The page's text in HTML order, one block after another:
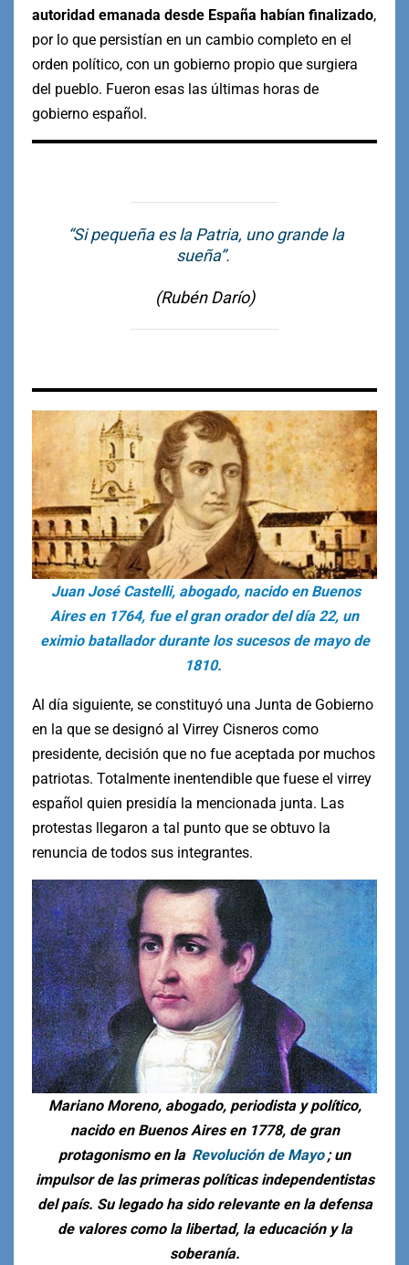
autoridad emanada desde España habían finalizado,
por lo que persistían en un cambio completo en el
orden político, con un gobierno propio que surgiera
del pueblo. Fueron esas las últimas horas de
gobierno español.
“Si pequeña es la Patria, uno grande la
sueña”.
(Rubén Darío)
Juan José Castelli, abogado, nacido en Buenos
Aires en 1764, fue el gran orador del día 22, un
eximio batallador durante los sucesos de mayo de
1810.
Al día siguiente, se constituyó una Junta de Gobierno
en la que se designó al Virrey Cisneros como
presidente, decisión que no fue aceptada por muchos
patriotas. Totalmente inentendible que fuese el virrey
español quien presidía la mencionada junta. Las
protestas llegaron a tal punto que se obtuvo la
renuncia de todos sus integrantes.
Mariano Moreno, abogado, periodista y político,
nacido en Buenos Aires en 1778, de gran
protagonismo en la Revolución de Mayo ; un
impulsor de las primeras políticas independentistas
del país. Su legado ha sido relevante en la defensa
de valores como la libertad, la educación y la
soberanía.